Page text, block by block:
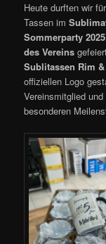
Heute durften wir
Tassen im
Sommerparty 2025
des Vereins
Sublitassen Rim
offiziellen Logo
Vereinsmitglied
besonderen